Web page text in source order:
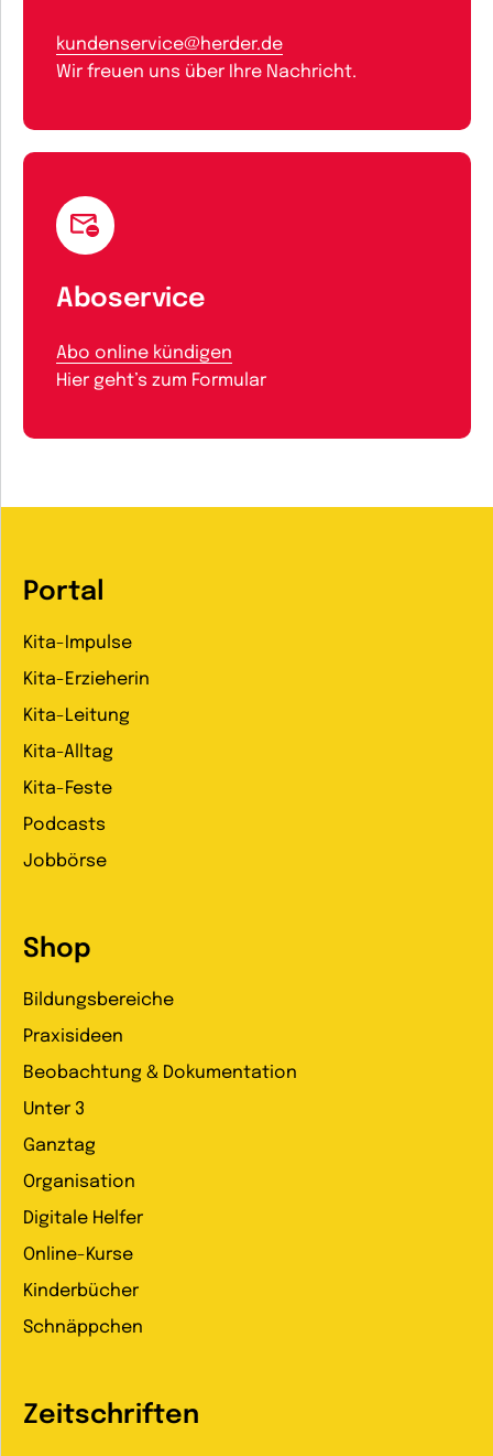
kundenservice@herder.de
Wir freuen uns über Ihre Nachricht.
Aboservice
Abo online kündigen
Hier geht’s zum Formular
Portal
Kita-Impulse
Kita-Erzieherin
Kita-Leitung
Kita-Alltag
Kita-Feste
Podcasts
Jobbörse
Shop
Bildungsbereiche
Praxisideen
Beobachtung & Dokumentation
Unter 3
Ganztag
Organisation
Digitale Helfer
Online-Kurse
Kinderbücher
Schnäppchen
Zeitschriften